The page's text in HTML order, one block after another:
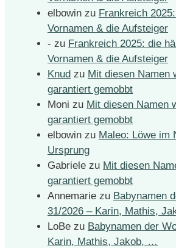
elbowin zu Frankreich
Vornamen & die Aufsteiger
- zu Frankreich 2025: die
Vornamen & die Aufsteiger
Knud zu Mit diesen Namen
garantiert gemobbt
Moni zu Mit diesen Namen
garantiert gemobbt
elbowin zu Maleo: Löwe im
Ursprung
Gabriele zu Mit diesen
garantiert gemobbt
Annemarie zu Babynamen
31/2026 – Karin, Mathis,
LoBe zu Babynamen der
Karin, Mathis, Jakob, …